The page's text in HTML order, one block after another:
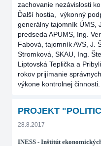
zachovanie nezávislosti
Ďalší hostia, výkonný
generálny tajomník ÚMS,
predseda APUMS, Ing.
Fabová, tajomník AVS, J.
Stromková, SKAU, Ing.
Liptovská Teplička a
rokov prijímanie
výkone kontrolnej činnosti.
PROJEKT
28.8.2017
INESS - Inštitút